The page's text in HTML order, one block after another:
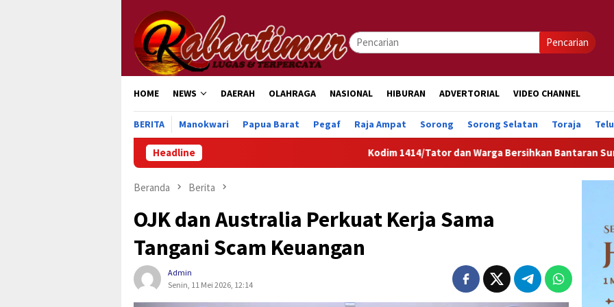
konten
Pencarian
HOME NEWS DAERAH OLAHRAGA NASIONAL HIBURAN ADVERTORIAL VIDEO CHANNEL
BERITA Manokwari Papua Barat Pegaf Raja Ampat Sorong Sorong Selatan Toraja
Headline Kodim 1414/Tator dan Warga Bersihkan Bantaran Sungai
Beranda Berita
OJK dan Australia Perkuat Kerja Sama
Tangani Scam Keuangan
Admin
Senin, 11 Mei 2026, 12:14